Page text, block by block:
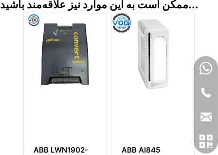
ممکن است به این موارد نیز علاقه‌مند باشید...
ABB LWN1902-
ABB AI845